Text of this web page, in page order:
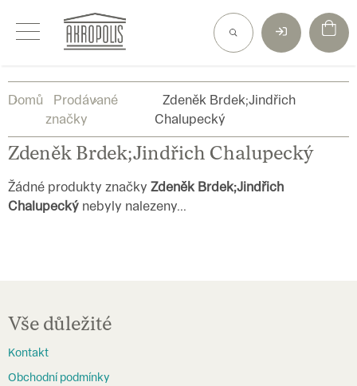
Domů
Prodávané
značky
Zdeněk Brdek;Jindřich
Chalupecký
Zdeněk Brdek;Jindřich Chalupecký
Žádné produkty značky Zdeněk Brdek;Jindřich
Chalupecký nebyly nalezeny...
Vše důležité
Kontakt
Obchodní podmínky